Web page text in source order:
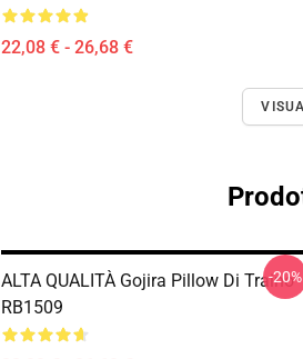
22,08 € - 26,68 €
ALTA QUALITÀ Gojira Pillow Di Traino
RB1509
-20%